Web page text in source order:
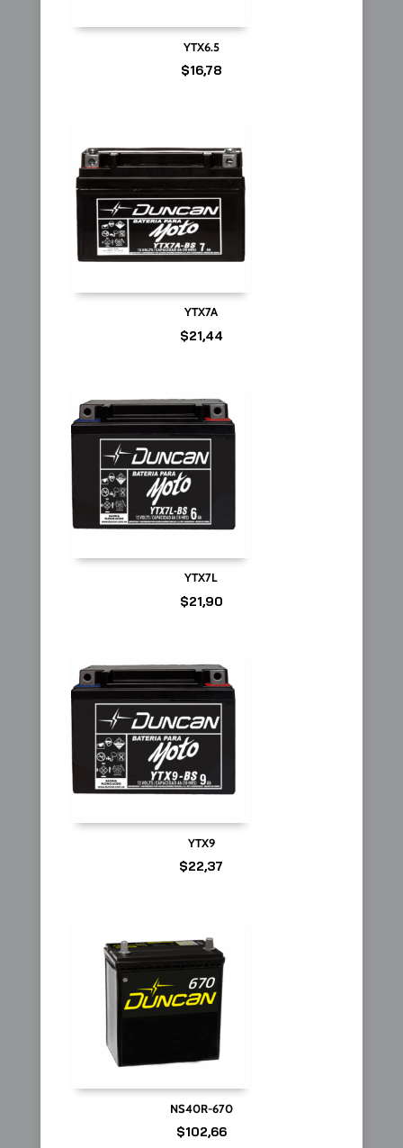
YTX6.5
$16,78
YTX7A
$21,44
YTX7L
$21,90
YTX9
$22,37
NS40R-670
$102,66